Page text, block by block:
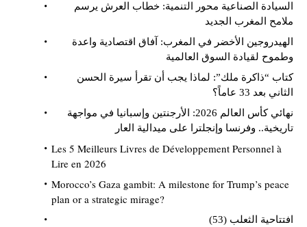
السيادة الصناعية محور التنمية: خطاب العرش يرسم
ملامح المغرب الجديد
الهيدروجين الأخضر في المغرب: آفاق اقتصادية واعدة
وطموح لقيادة السوق العالمية
كتاب “ذاكرة ملك”: لماذا يجب أن تقرأ سيرة الحسن
الثاني بعد 33 عاماً؟
نهائي كأس العالم 2026: الأرجنتين وإسبانيا في مواجهة
تاريخية.. وفرنسا وإنجلترا على ميدالية العار
Les 5 Meilleurs Livres de Développement Personnel à
Lire en 2026
Morocco’s Gaza gambit: A milestone for Trump’s peace
plan or a strategic mirage?
افتتاحية الثعلب (53)